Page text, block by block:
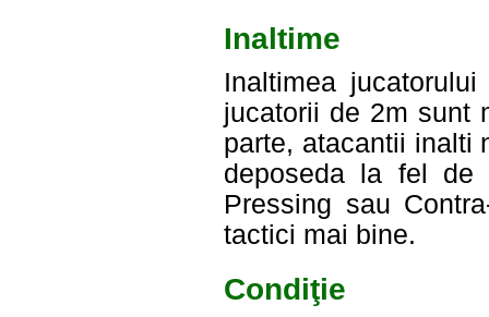
Inaltime
Inaltimea
jucatorii de 2m sunt
parte, atacantii inalti
deposeda la fel
Pressing sau
tactici mai bine.
Condiţie